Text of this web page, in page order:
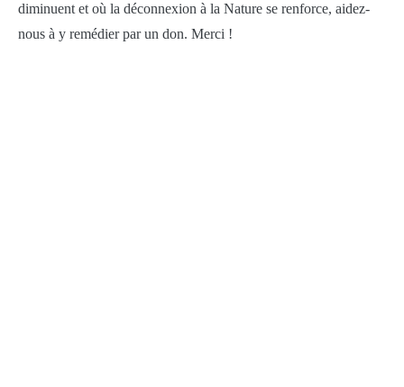
diminuent et où la déconnexion à la Nature se renforce, aidez-
nous à y remédier par un don. Merci !